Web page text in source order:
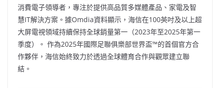
消費電子領導者，專注於提供高品質多媒體產品、家電及智
慧IT解決方案。據Omdia資料顯示，海信在100英吋及以上超
大屏電視領域持續保持全球銷量第一（2023年至2025年第一
季度）。 作為2025年國際足聯俱樂部世界盃™的首個官方合
作夥伴，海信始終致力於透過全球體育合作與觀眾建立聯
結。